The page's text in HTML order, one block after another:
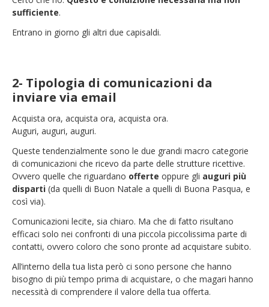
sufficiente.
Entrano in giorno gli altri due capisaldi.
2- Tipologia di comunicazioni da
inviare via email
Acquista ora, acquista ora, acquista ora.
Auguri, auguri, auguri.
Queste tendenzialmente sono le due grandi macro categorie
di comunicazioni che ricevo da parte delle strutture ricettive.
Ovvero quelle che riguardano offerte oppure gli auguri più
disparti (da quelli di Buon Natale a quelli di Buona Pasqua, e
così via).
Comunicazioni lecite, sia chiaro. Ma che di fatto risultano
efficaci solo nei confronti di una piccola piccolissima parte di
contatti, ovvero coloro che sono pronte ad acquistare subito.
All’interno della tua lista però ci sono persone che hanno
bisogno di più tempo prima di acquistare, o che magari hanno
necessità di comprendere il valore della tua offerta.